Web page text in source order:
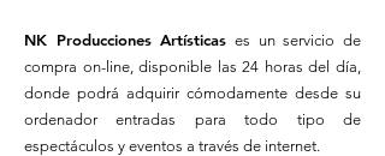
NK Producciones Artísticas es un servicio de
compra on-line, disponible las 24 horas del día,
donde podrá adquirir cómodamente desde su
ordenador entradas para todo tipo de
espectáculos y eventos a través de internet.